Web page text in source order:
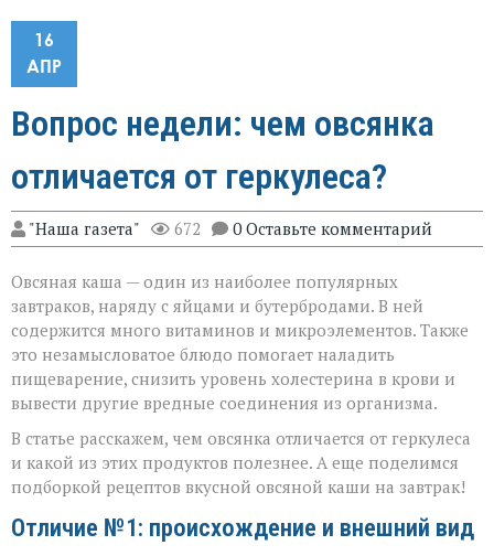
16
АПР
Вопрос недели: чем овсянка
отличается от геркулеса?
"Наша газета" 672 0 Оставьте комментарий
Овсяная каша — один из наиболее популярных
завтраков, наряду с яйцами и бутербродами. В ней
содержится много витаминов и микроэлементов. Также
это незамысловатое блюдо помогает наладить
пищеварение, снизить уровень холестерина в крови и
вывести другие вредные соединения из организма.
В статье расскажем, чем овсянка отличается от геркулеса
и какой из этих продуктов полезнее. А еще поделимся
подборкой рецептов вкусной овсяной каши на завтрак!
Отличие №1: происхождение и внешний вид